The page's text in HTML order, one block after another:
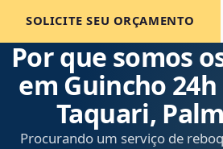
SOLICITE SEU ORÇAMENTO
Por que somos
em Guincho
Taquari,
Procurando um serviço de